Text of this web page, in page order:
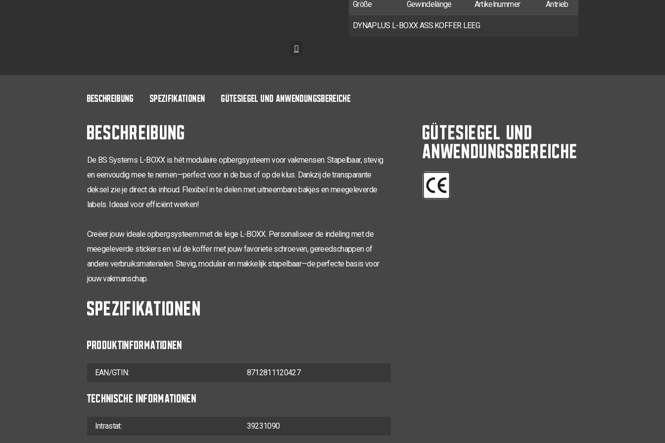
Größe Gewindelänge Artikelnummer Antrieb
DYNAPLUS L-BOXX ASS.KOFFER LEEG
BESCHREIBUNG SPEZIFIKATIONEN GÜTESIEGEL UND ANWENDUNGSBEREICHE
BESCHREIBUNG
De BS Systems L-BOXX is hét modulaire opbergsysteem voor vakmensen. Stapelbaar, stevig
en eenvoudig mee te nemen—perfect voor in de bus of op de klus. Dankzij de transparante
deksel zie je direct de inhoud. Flexibel in te delen met uitneembare bakjes en meegeleverde
labels. Ideaal voor efficiënt werken!
Creëer jouw ideale opbergsysteem met de lege L-BOXX. Personaliseer de indeling met de
meegeleverde stickers en vul de koffer met jouw favoriete schroeven, gereedschappen of
andere verbruiksmaterialen. Stevig, modulair en makkelijk stapelbaar—de perfecte basis voor
jouw vakmanschap.
SPEZIFIKATIONEN
PRODUKTINFORMATIONEN
EAN/GTIN: 8712811120427
TECHNISCHE INFORMATIONEN
Intrastat: 39231090
GÜTESIEGEL UND
ANWENDUNGSBEREICHE